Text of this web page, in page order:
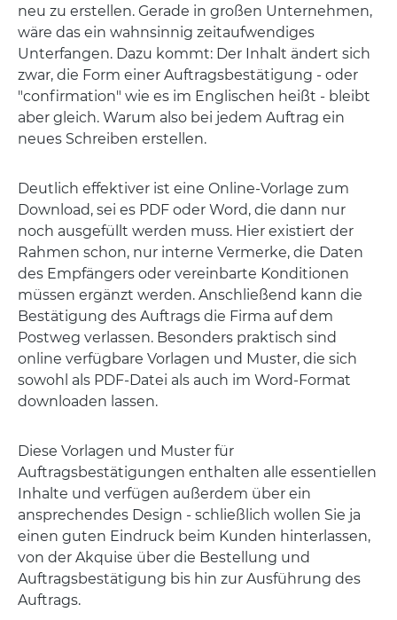
neu zu erstellen. Gerade in großen Unternehmen,
wäre das ein wahnsinnig zeitaufwendiges
Unterfangen. Dazu kommt: Der Inhalt ändert sich
zwar, die Form einer Auftragsbestätigung - oder
"confirmation" wie es im Englischen heißt - bleibt
aber gleich. Warum also bei jedem Auftrag ein
neues Schreiben erstellen.
Deutlich effektiver ist eine Online-Vorlage zum
Download, sei es PDF oder Word, die dann nur
noch ausgefüllt werden muss. Hier existiert der
Rahmen schon, nur interne Vermerke, die Daten
des Empfängers oder vereinbarte Konditionen
müssen ergänzt werden. Anschließend kann die
Bestätigung des Auftrags die Firma auf dem
Postweg verlassen. Besonders praktisch sind
online verfügbare Vorlagen und Muster, die sich
sowohl als PDF-Datei als auch im Word-Format
downloaden lassen.
Diese Vorlagen und Muster für
Auftragsbestätigungen enthalten alle essentiellen
Inhalte und verfügen außerdem über ein
ansprechendes Design - schließlich wollen Sie ja
einen guten Eindruck beim Kunden hinterlassen,
von der Akquise über die Bestellung und
Auftragsbestätigung bis hin zur Ausführung des
Auftrags.